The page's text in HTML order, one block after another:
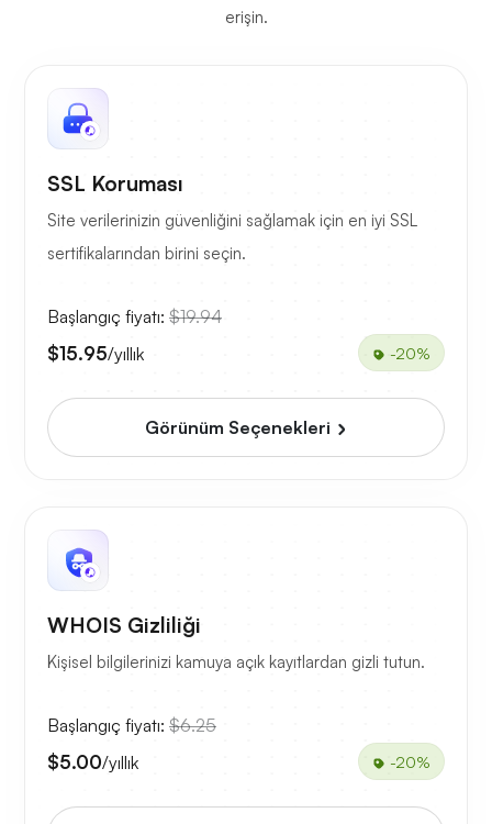
erişin.
SSL Koruması
Site verilerinizin güvenliğini sağlamak için en iyi SSL
sertifikalarından birini seçin.
Başlangıç fiyatı: $19.94
$15.95/yıllık -20%
Görünüm Seçenekleri
WHOIS Gizliliği
Kişisel bilgilerinizi kamuya açık kayıtlardan gizli tutun.
Başlangıç fiyatı: $6.25
$5.00/yıllık -20%